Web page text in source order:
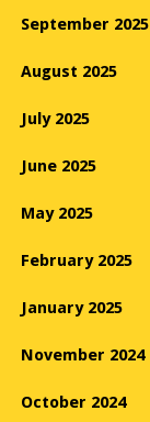
September 2025
August 2025
July 2025
June 2025
May 2025
February 2025
January 2025
November 2024
October 2024